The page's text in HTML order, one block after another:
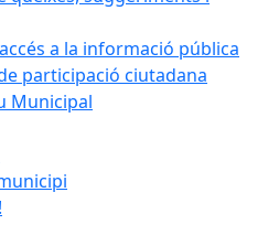
a la informació pública
participació ciutadana
Municipal